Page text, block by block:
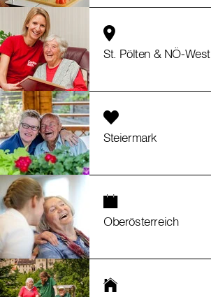
St. Pölten & NÖ-West
Steiermark
Oberösterreich